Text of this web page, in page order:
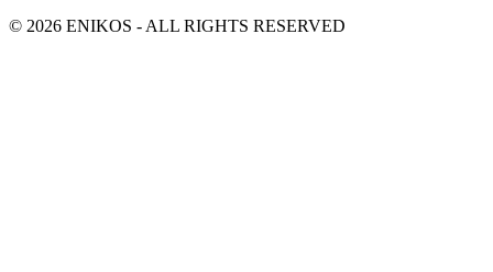
© 2026 ENIKOS - ALL RIGHTS RESERVED